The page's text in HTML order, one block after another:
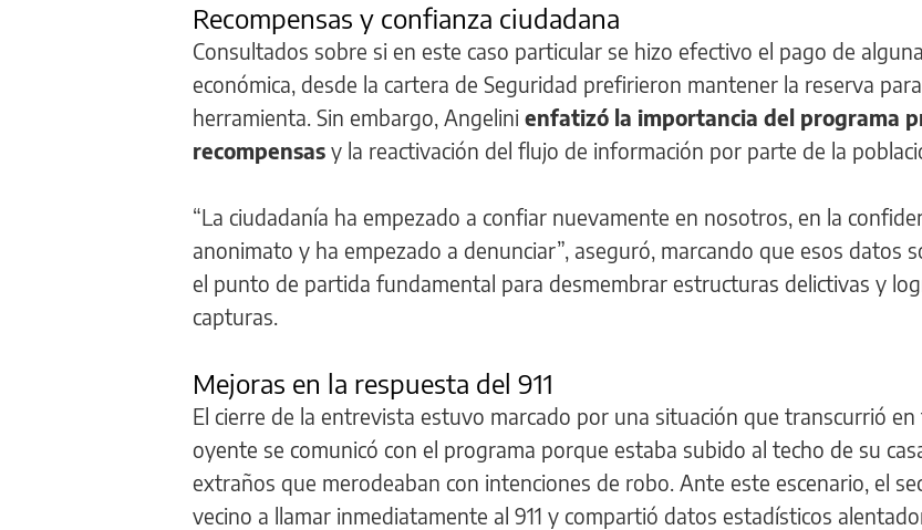
Recompensas y confianza ciudadana
Consultados sobre si en este caso particular se hizo efectivo el pago de
económica, desde la cartera de Seguridad prefirieron mantener la reserva
herramienta. Sin embargo, Angelini enfatizó la importancia del programa
recompensas y la reactivación del flujo de información por parte de la
“La ciudadanía ha empezado a confiar nuevamente en nosotros, en la
anonimato y ha empezado a denunciar”, aseguró, marcando que esos datos
el punto de partida fundamental para desmembrar estructuras delictivas y
capturas.
Mejoras en la respuesta del 911
El cierre de la entrevista estuvo marcado por una situación que transcurrió
oyente se comunicó con el programa porque estaba subido al techo de su
extraños que merodeaban con intenciones de robo. Ante este escenario, el
vecino a llamar inmediatamente al 911 y compartió datos estadísticos